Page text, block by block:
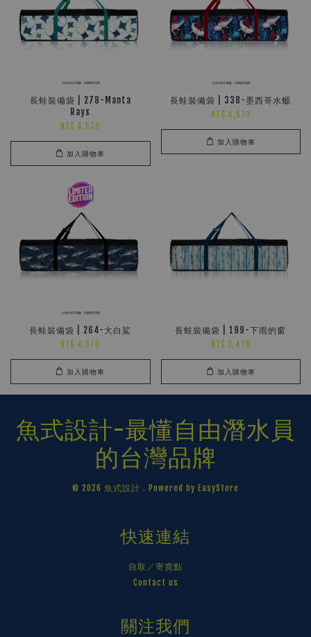
長蛙裝備袋 | 278-Manta
Rays
NT$ 4,570
加入購物車
長蛙裝備袋 | 338-墨西哥水螈
NT$ 4,570
加入購物車
長蛙裝備袋 | 264-大白鯊
NT$ 4,570
加入購物車
長蛙裝備袋 | 199-下雨的窗
NT$ 3,470
加入購物車
魚式設計-最懂自由潛水員
的台灣品牌
© 2026 魚式設計 . Powered by EasyStore
快速連結
自取／寄賣點
Contact us
關注我們